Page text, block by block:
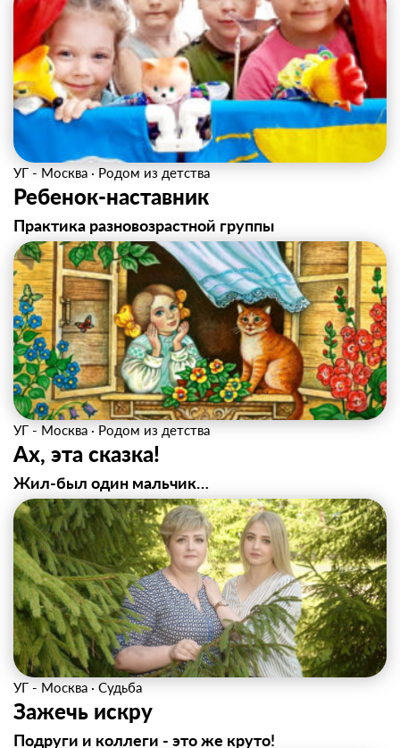
УГ - Москва · Родом из детства
Ребенок-наставник
Практика разновозрастной группы
УГ - Москва · Родом из детства
Ах, эта сказка!
Жил-был один мальчик…
УГ - Москва · Судьба
Зажечь искру
Подруги и коллеги - это же круто!